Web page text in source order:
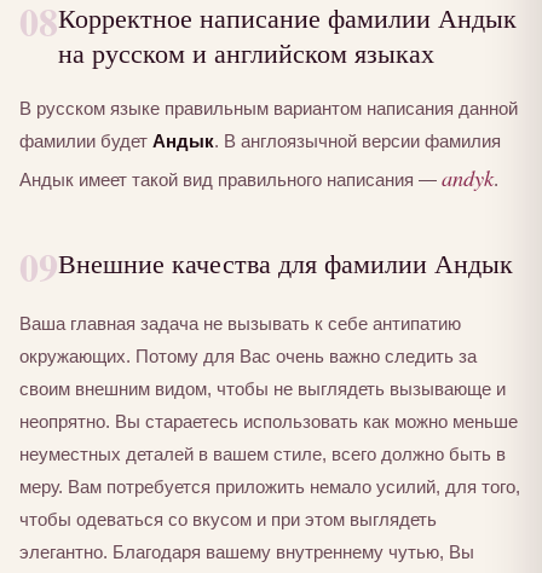
08Корректное написание фамилии Андык
на русском и английском языках
В русском языке правильным вариантом написания данной
фамилии будет Андык. В англоязычной версии фамилия
Андык имеет такой вид правильного написания — andyk.
09Внешние качества для фамилии Андык
Ваша главная задача не вызывать к себе антипатию
окружающих. Потому для Вас очень важно следить за
своим внешним видом, чтобы не выглядеть вызывающе и
неопрятно. Вы стараетесь использовать как можно меньше
неуместных деталей в вашем стиле, всего должно быть в
меру. Вам потребуется приложить немало усилий, для того,
чтобы одеваться со вкусом и при этом выглядеть
элегантно. Благодаря вашему внутреннему чутью, Вы